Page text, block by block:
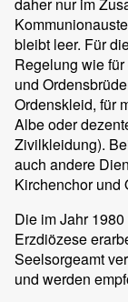
bleibt leer. Für
Regelung wie
und
Ordenskleid, für
Albe oder
Zivilkleidung).
auch andere
Kirchenchor und
Die im Jahr
Erzdiözese
Seelsorgeamt
und werden